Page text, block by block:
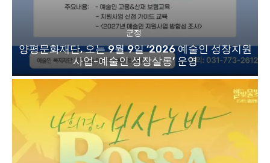
군정
양평문화재단, 오는 9월 9일 ‘2026 예술인 성장지원
사업-예술인 성장살롱’ 운영